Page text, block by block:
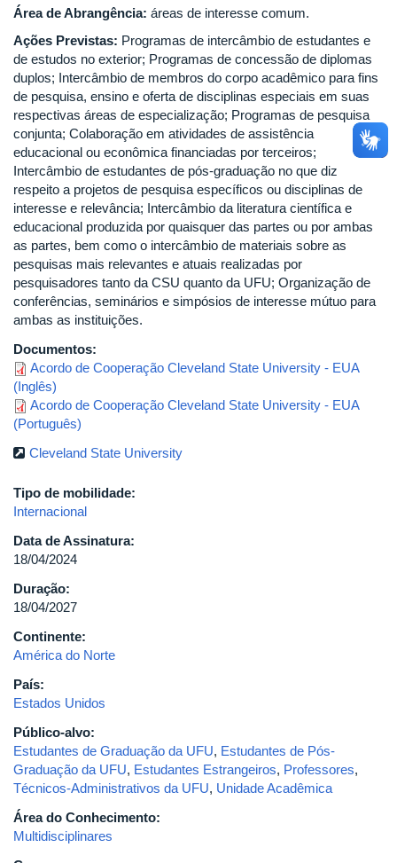
Área de Abrangência: áreas de interesse comum.
Ações Previstas: Programas de intercâmbio de estudantes e
de estudos no exterior; Programas de concessão de diplomas
duplos; Intercâmbio de membros do corpo acadêmico para fins
de pesquisa, ensino e oferta de disciplinas especiais em suas
respectivas áreas de especialização; Programas de pesquisa
conjunta; Colaboração em atividades de assistência
educacional ou econômica financiadas por terceiros;
Intercâmbio de estudantes de pós-graduação no que diz
respeito a projetos de pesquisa específicos ou disciplinas de
interesse e relevância; Intercâmbio da literatura científica e
educacional produzida por quaisquer das partes ou por ambas
as partes, bem como o intercâmbio de materiais sobre as
pesquisas mais relevantes e atuais realizadas por
pesquisadores tanto da CSU quanto da UFU; Organização de
conferências, seminários e simpósios de interesse mútuo para
ambas as instituições.
Documentos:
Acordo de Cooperação Cleveland State University - EUA
(Inglês)
Acordo de Cooperação Cleveland State University - EUA
(Português)
Cleveland State University
Tipo de mobilidade:
Internacional
Data de Assinatura:
18/04/2024
Duração:
18/04/2027
Continente:
América do Norte
País:
Estados Unidos
Público-alvo:
Estudantes de Graduação da UFU, Estudantes de Pós-
Graduação da UFU, Estudantes Estrangeiros, Professores,
Técnicos-Administrativos da UFU, Unidade Acadêmica
Área do Conhecimento:
Multidisciplinares